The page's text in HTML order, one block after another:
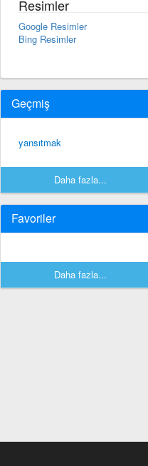
Resimler
Google Resimler
Bing Resimler
Geçmiş
yansıtmak
Daha fazla...
Favoriler
Daha fazla...